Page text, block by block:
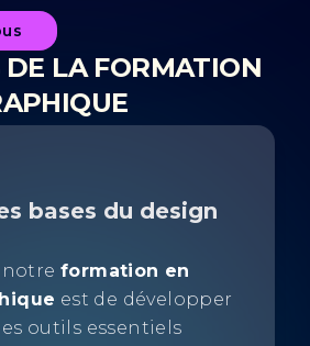
DE LA FORMATION
bases du design
notre formation en
est de développer
outils essentiels